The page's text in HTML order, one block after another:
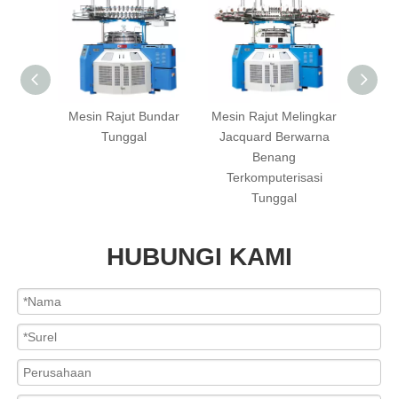
Mesin Rajut Bundar
Tunggal
Mesin Rajut Melingkar
Jacquard Berwarna
Benang
Terkomputerisasi
Tunggal
HUBUNGI KAMI